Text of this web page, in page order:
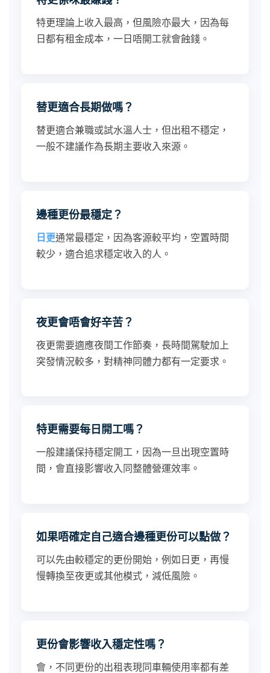
特更理論上收入最高，但風險亦最大，因為每
日都有租金成本，一日唔開工就會蝕錢。
替更適合長期做嗎？
替更適合兼職或試水溫人士，但出租不穩定，
一般不建議作為長期主要收入來源。
邊種更份最穩定？
日更通常最穩定，因為客源較平均，空置時間
較少，適合追求穩定收入的人。
夜更會唔會好辛苦？
夜更需要適應夜間工作節奏，長時間駕駛加上
突發情況較多，對精神同體力都有一定要求。
特更需要每日開工嗎？
一般建議保持穩定開工，因為一旦出現空置時
間，會直接影響收入同整體營運效率。
如果唔確定自己適合邊種更份可以點做？
可以先由較穩定的更份開始，例如日更，再慢
慢轉換至夜更或其他模式，減低風險。
更份會影響收入穩定性嗎？
會，不同更份的出租表現同車輛使用率都有差